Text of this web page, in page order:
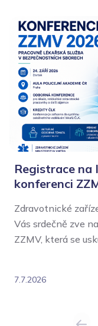
Registrace na
konferenci
Zdravotnické
Vás srdečně zve
ZZMV, která se
7.7.2026